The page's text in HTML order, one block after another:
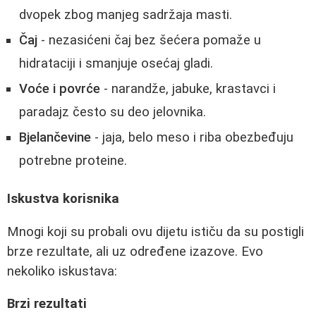
dvopek zbog manjeg sadržaja masti.
Čaj - nezasićeni čaj bez šećera pomaže u
hidrataciji i smanjuje osećaj gladi.
Voće i povrće - narandže, jabuke, krastavci i
paradajz često su deo jelovnika.
Bjelančevine - jaja, belo meso i riba obezbeđuju
potrebne proteine.
Iskustva korisnika
Mnogi koji su probali ovu dijetu ističu da su postigli
brze rezultate, ali uz određene izazove. Evo
nekoliko iskustava:
Brzi rezultati